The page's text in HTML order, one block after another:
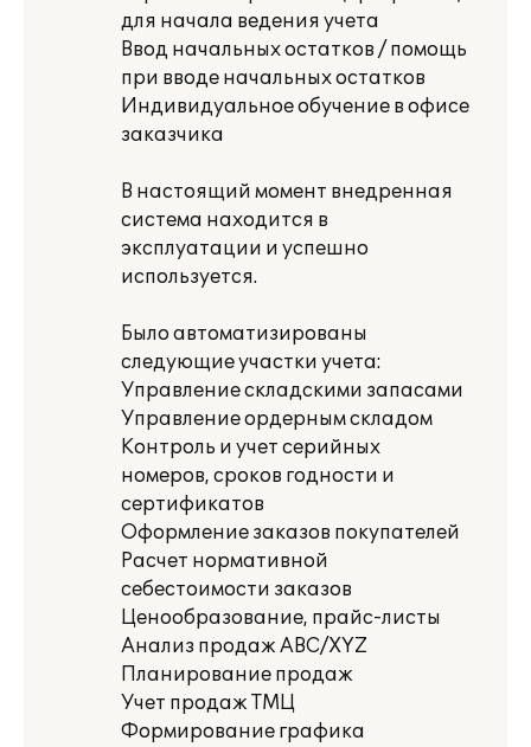
для начала ведения учета
Ввод начальных остатков / помощь
при вводе начальных остатков
Индивидуальное обучение в офисе
заказчика
В настоящий момент внедренная
система находится в
эксплуатации и успешно
используется.
Было автоматизированы
следующие участки учета:
Управление складскими запасами
Управление ордерным складом
Контроль и учет серийных
номеров, сроков годности и
сертификатов
Оформление заказов покупателей
Расчет нормативной
себестоимости заказов
Ценообразование, прайс-листы
Анализ продаж ABC/XYZ
Планирование продаж
Учет продаж ТМЦ
Формирование графика